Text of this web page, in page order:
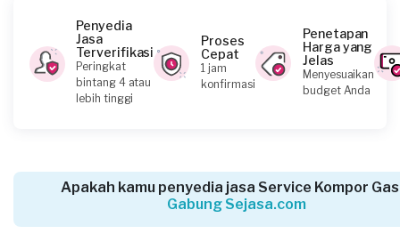
Albertus Dendy Indra Ps requested Service
Request Fulfilled
Penyedia
Jasa
Terverifikasi
Peringkat
bintang 4 atau
lebih tinggi
Proses
Cepat
1 jam
konfirmasi
Penetapan
Harga yang
Jelas
Menyesuaikan
budget Anda
Apakah kamu penyedia jasa Service Kompor
Gabung Sejasa.com